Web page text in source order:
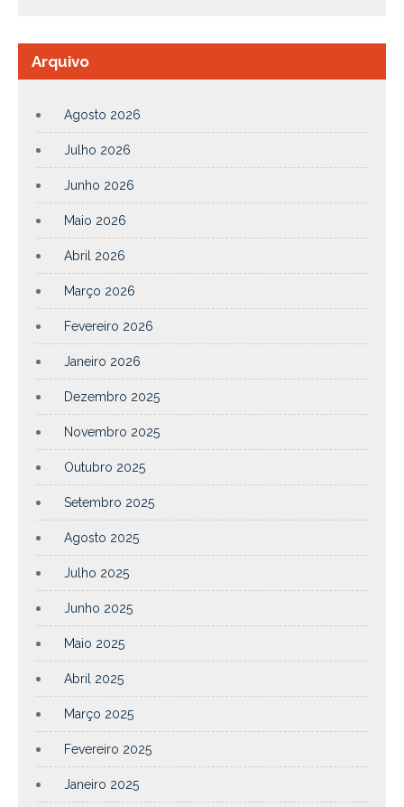
Arquivo
Agosto 2026
Julho 2026
Junho 2026
Maio 2026
Abril 2026
Março 2026
Fevereiro 2026
Janeiro 2026
Dezembro 2025
Novembro 2025
Outubro 2025
Setembro 2025
Agosto 2025
Julho 2025
Junho 2025
Maio 2025
Abril 2025
Março 2025
Fevereiro 2025
Janeiro 2025